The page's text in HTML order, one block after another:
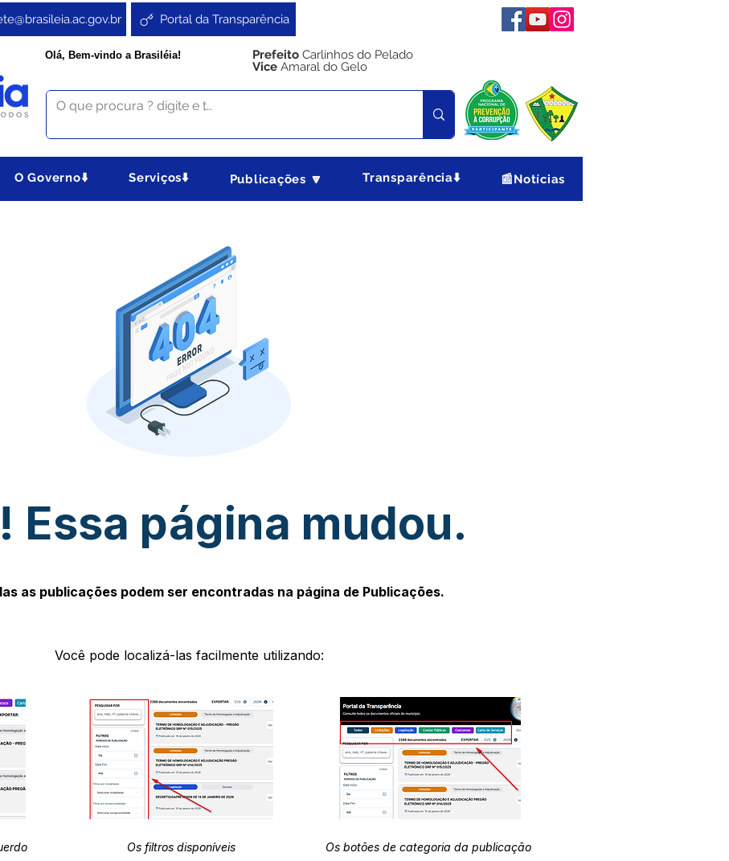
Portal da Transparência
Olá, Bem-vindo a Brasiléia! Prefeito Carlinhos do Pelado
Vice Amaral do Gelo
O Governo⬇️ Serviços⬇️ Publicações 🔽 Transparência⬇️ 📰Notícias
Essa página mudou.
as publicações podem ser encontradas na página de Publicações.
Você pode localizá-las facilmente utilizando:
Os filtros disponíveis Os botões de categoria da publicação